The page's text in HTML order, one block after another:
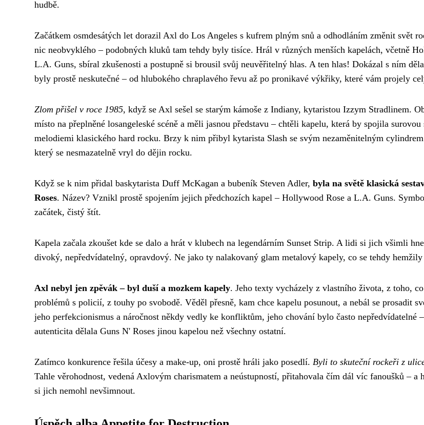
hudbě.
Začátkem osmdesátých let dorazil Axl do Los Angeles s kufrem plným snů a odhodláním změnit svět
nic neobvyklého – podobných kluků tam tehdy byly tisíce. Hrál v různých menších kapelách, včetně
L.A. Guns, sbíral zkušenosti a postupně si brousil svůj neuvěřitelný hlas. A ten hlas! Dokázal s ním
byly prostě neskutečné – od hlubokého chraplavého řevu až po pronikavé výkřiky, které vám projely
Zlom přišel v roce 1985, když se Axl sešel se starým kámoše z Indiany, kytaristou Izzym Stradlinem.
místo na přeplněné losangeleské scéně a měli jasnou představu – chtěli kapelu, která by spojila
melodiemi klasického hard rocku. Brzy k nim přibyl kytarista Slash se svým nezaměnitelným
který se nesmazatelně vryl do dějin rocku.
Když se k nim přidal baskytarista Duff McKagan a bubeník Steven Adler, byla na světě klasická
Roses. Název? Vznikl prostě spojením jejich předchozích kapel – Hollywood Rose a L.A. Guns.
začátek, čistý štít.
Kapela začala zkoušet kde se dalo a hrát v klubech na legendárním Sunset Strip. A lidi si jich všimli
divoký, nepředvídatelný, opravdový. Ne jako ty nalakovaný glam metalový kapely, co se tehdy
Axl nebyl jen zpěvák – byl duší a mozkem kapely. Jeho texty vycházely z vlastního života, z toho,
problémů s policií, z touhy po svobodě. Věděl přesně, kam chce kapelu posunout, a nebál se prosadit
jeho perfekcionismus a náročnost někdy vedly ke konfliktům, jeho chování bylo často nepředvídatelné
autenticita dělala Guns N' Roses jinou kapelou než všechny ostatní.
Zatímco konkurence řešila účesy a make-up, oni prostě hráli jako posedlí. Byli to skuteční rockeři z
Tahle věrohodnost, vedená Axlovým charismatem a neústupností, přitahovala čím dál víc fanoušků – a
si jich nemohl nevšimnout.